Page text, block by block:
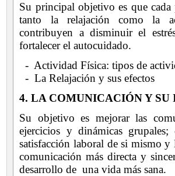
Su principal objetivo es que
tanto la relajación como la
contribuyen a disminuir el
fortalecer el autocuidado.
- Actividad Física: tipos de
- La Relajación y sus efectos
4. LA COMUNICACIÓN Y
Su objetivo es mejorar las
ejercicios y dinámicas
satisfacción laboral de si mismo y
comunicación más directa y
desarrollo de una vida más sana.